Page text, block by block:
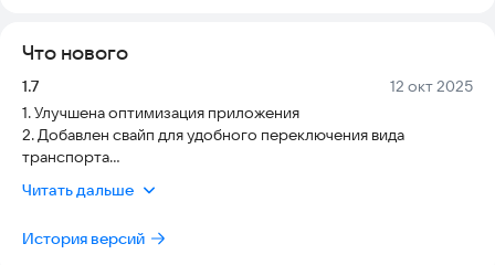
Что нового
Версия:
1.7 Дата:
12 окт 2025
1. Улучшена оптимизация приложения
2. Добавлен свайп для удобного переключения вида
транспорта
4. Исправлены ошибки
быстрого поиска
Читать дальше
История версий